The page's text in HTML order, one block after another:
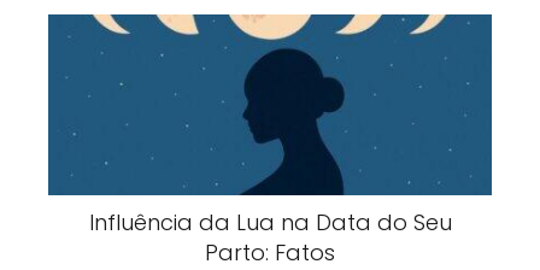
Influência da Lua na Data do Seu
Parto: Fatos